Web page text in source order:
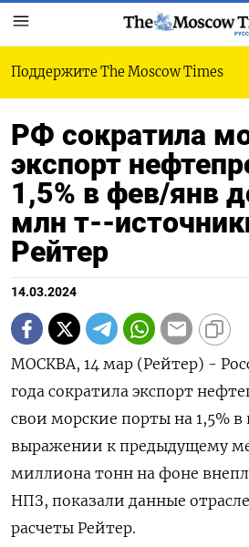
Поддержите The Moscow Times
РФ сократила
экспорт
1,5% в фев/янв
млн т--
Рейтер
14.03.2024
МОСКВА, 14 мар (Рейтер) -
года сократила экспорт
свои морские порты на 1,5%
выражении к предыдущему
миллиона тонн на фоне
НПЗ, показали данные
расчеты Рейтер.